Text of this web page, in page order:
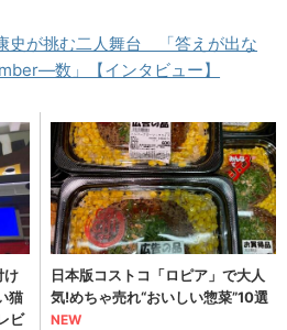
史が挑む二人舞台 「答えが出な
数」【インタビュー】